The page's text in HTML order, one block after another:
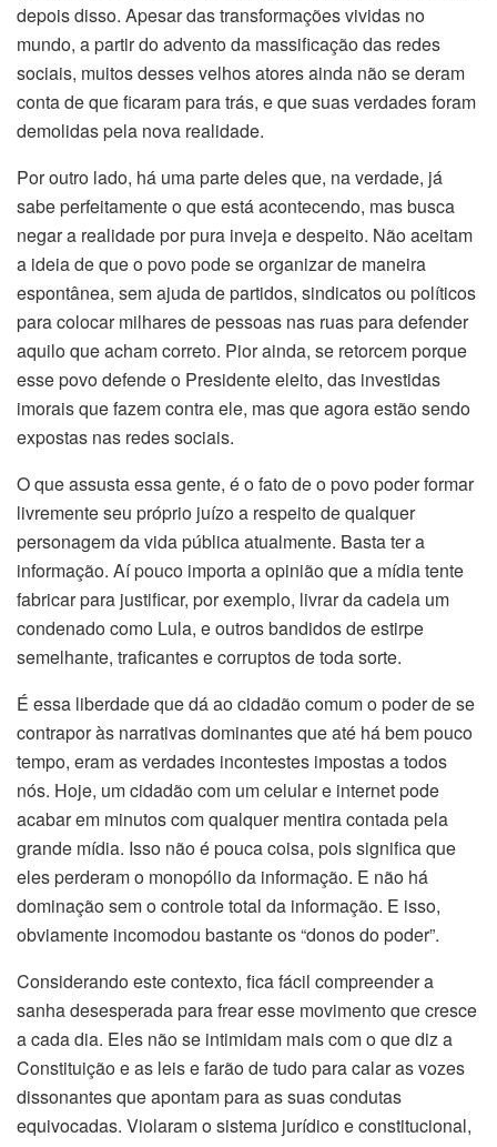
depois disso. Apesar das transformações vividas no
mundo, a partir do advento da massificação das redes
sociais, muitos desses velhos atores ainda não se deram
conta de que ficaram para trás, e que suas verdades foram
demolidas pela nova realidade.
Por outro lado, há uma parte deles que, na verdade, já
sabe perfeitamente o que está acontecendo, mas busca
negar a realidade por pura inveja e despeito. Não aceitam
a ideia de que o povo pode se organizar de maneira
espontânea, sem ajuda de partidos, sindicatos ou políticos
para colocar milhares de pessoas nas ruas para defender
aquilo que acham correto. Pior ainda, se retorcem porque
esse povo defende o Presidente eleito, das investidas
imorais que fazem contra ele, mas que agora estão sendo
expostas nas redes sociais.
O que assusta essa gente, é o fato de o povo poder formar
livremente seu próprio juízo a respeito de qualquer
personagem da vida pública atualmente. Basta ter a
informação. Aí pouco importa a opinião que a mídia tente
fabricar para justificar, por exemplo, livrar da cadeia um
condenado como Lula, e outros bandidos de estirpe
semelhante, traficantes e corruptos de toda sorte.
É essa liberdade que dá ao cidadão comum o poder de se
contrapor às narrativas dominantes que até há bem pouco
tempo, eram as verdades incontestes impostas a todos
nós. Hoje, um cidadão com um celular e internet pode
acabar em minutos com qualquer mentira contada pela
grande mídia. Isso não é pouca coisa, pois significa que
eles perderam o monopólio da informação. E não há
dominação sem o controle total da informação. E isso,
obviamente incomodou bastante os “donos do poder”.
Considerando este contexto, fica fácil compreender a
sanha desesperada para frear esse movimento que cresce
a cada dia. Eles não se intimidam mais com o que diz a
Constituição e as leis e farão de tudo para calar as vozes
dissonantes que apontam para as suas condutas
equivocadas. Violaram o sistema jurídico e constitucional,